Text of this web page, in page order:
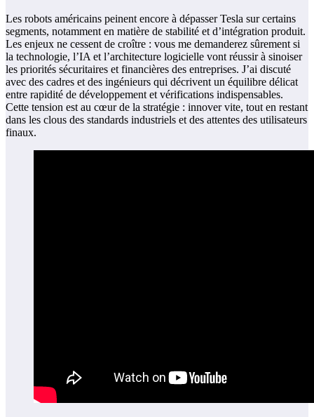
Les robots américains peinent encore à dépasser Tesla sur certains
segments, notamment en matière de stabilité et d’intégration produit.
Les enjeux ne cessent de croître : vous me demanderez sûrement si
la technologie, l’IA et l’architecture logicielle vont réussir à sinoiser
les priorités sécuritaires et financières des entreprises. J’ai discuté
avec des cadres et des ingénieurs qui décrivent un équilibre délicat
entre rapidité de développement et vérifications indispensables.
Cette tension est au cœur de la stratégie : innover vite, tout en restant
dans les clous des standards industriels et des attentes des utilisateurs
finaux.